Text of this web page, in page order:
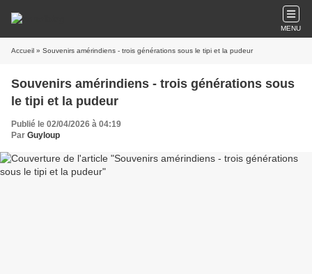
MENU
Accueil » Souvenirs amérindiens - trois générations sous le tipi et la pudeur
Souvenirs amérindiens - trois générations sous
le tipi et la pudeur
Publié le 02/04/2026 à 04:19
Par Guyloup